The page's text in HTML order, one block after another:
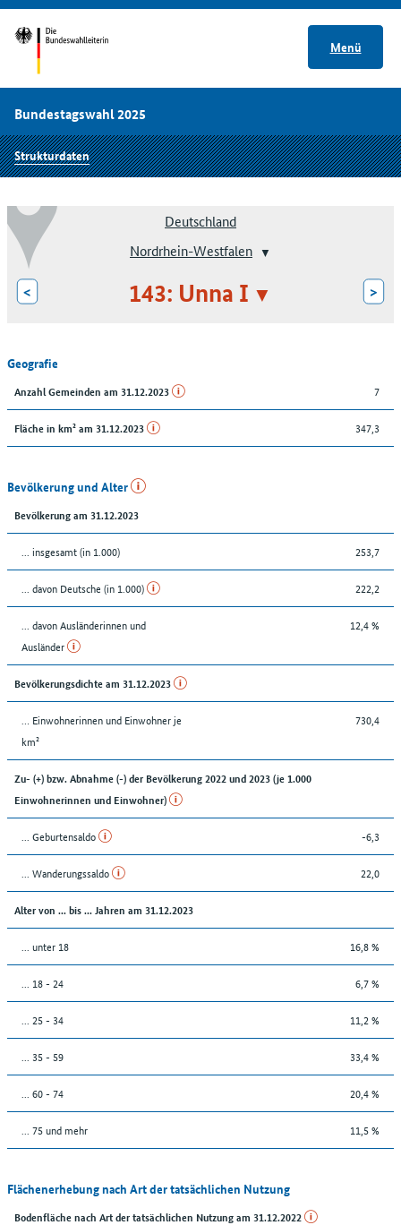
Menü
Bundestagswahl 2025
Strukturdaten
Deutschland
Nordrhein-Westfalen
< 143: Unna I >
Geografie
Anzahl Gemeinden am 31.12.2023 7
Fläche in km² am 31.12.2023 347,3
Bevölkerung und Alter
Bevölkerung am 31.12.2023
... insgesamt (in 1.000) 253,7
... davon Deutsche (in 1.000) 222,2
... davon Ausländerinnen und
Ausländer
12,4 %
Bevölkerungsdichte am 31.12.2023
… Einwohnerinnen und Einwohner je
km²
730,4
Zu- (+) bzw. Abnahme (-) der Bevölkerung 2022 und 2023 (je 1.000
Einwohnerinnen und Einwohner)
... Geburtensaldo -6,3
... Wanderungssaldo 22,0
Alter von ... bis ... Jahren am 31.12.2023
... unter 18 16,8 %
... 18 - 24 6,7 %
... 25 - 34 11,2 %
... 35 - 59 33,4 %
... 60 - 74 20,4 %
... 75 und mehr 11,5 %
Flächenerhebung nach Art der tatsächlichen Nutzung
Bodenfläche nach Art der tatsächlichen Nutzung am 31.12.2022